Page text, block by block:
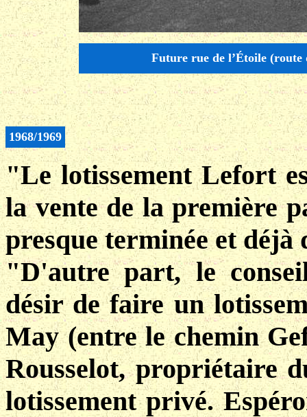
Future rue de l’Étoile (route
1968/1969
"Le lotissement Lefort
la vente de la première
presque terminée et déjà
"D'autre part, le
désir de faire un
May (entre le chemin
Rousselot, propriétaire
lotissement privé.